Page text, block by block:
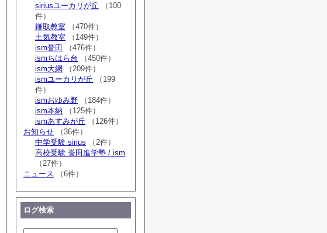
siriusユーカリが丘 （100
件）
鎌取教室 （470件）
土気教室 （149件）
ism誉田
（476件）
ismちはら台 （450件）
ism大網 （209件）
ismユーカリが丘 （199
件）
ismおゆみ野 （184件）
ism本納 （125件）
ismあすみが丘 （126件）
お知らせ （36件）
中学受験 sirius （2件）
高校受験 誉田進学塾 / ism
（27件）
ニュース （6件）
ログ検索